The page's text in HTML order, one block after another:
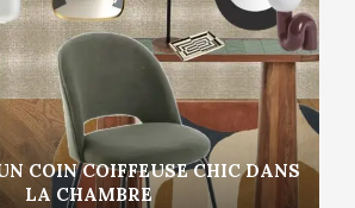
COIN COIFFEUSE CHIC DANS
LA CHAMBRE